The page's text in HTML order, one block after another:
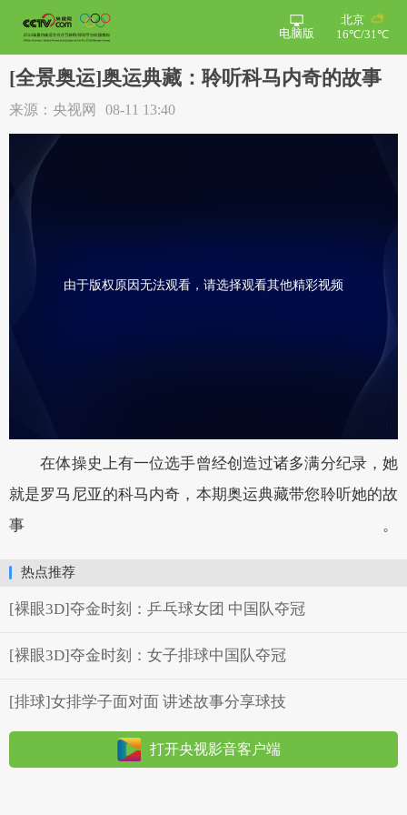
北京
16℃/31℃
电脑版
[全景奥运]奥运典藏：聆听科马内奇的故事
来源：央视网 08-11 13:40
由于版权原因无法观看，请选择观看其他精彩视频
在体操史上有一位选手曾经创造过诸多满分纪录，她
就是罗马尼亚的科马内奇，本期奥运典藏带您聆听她的故
事。
热点推荐
[裸眼3D]夺金时刻：乒乓球女团 中国队夺冠
[裸眼3D]夺金时刻：女子排球中国队夺冠
[排球]女排学子面对面 讲述故事分享球技
打开央视影音客户端